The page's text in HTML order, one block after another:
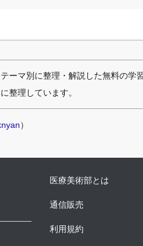
ーマ別に整理・解説した無料の学
整理しています。
）
医療美術部とは
通信販売
利用規約